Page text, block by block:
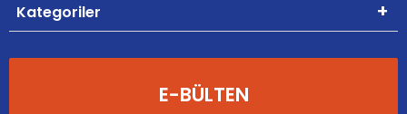
Kategoriler
E-BÜLTEN